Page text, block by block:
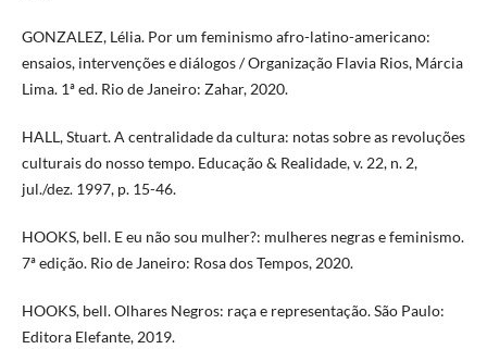
GONZALEZ, Lélia. Por um feminismo afro-latino-americano:
ensaios, intervenções e diálogos / Organização Flavia Rios, Márcia
Lima. 1ª ed. Rio de Janeiro: Zahar, 2020.
HALL, Stuart. A centralidade da cultura: notas sobre as revoluções
culturais do nosso tempo. Educação & Realidade, v. 22, n. 2,
jul./dez. 1997, p. 15-46.
HOOKS, bell. E eu não sou mulher?: mulheres negras e feminismo.
7ª edição. Rio de Janeiro: Rosa dos Tempos, 2020.
HOOKS, bell. Olhares Negros: raça e representação. São Paulo:
Editora Elefante, 2019.